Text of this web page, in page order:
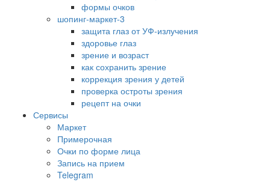
формы очков
шопинг-маркет-3
защита глаз от УФ-излучения
здоровье глаз
зрение и возраст
как сохранить зрение
коррекция зрения у детей
проверка остроты зрения
рецепт на очки
Сервисы
Маркет
Примерочная
Очки по форме лица
Запись на прием
Telegram